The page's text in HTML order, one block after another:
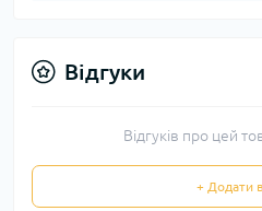
Відгуки
Відгуків про цей
+ Додати